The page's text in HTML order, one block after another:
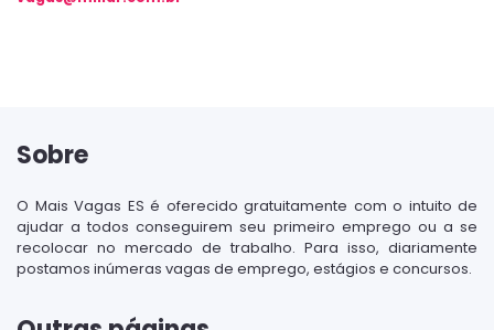
Sobre
O Mais Vagas ES é oferecido gratuitamente com o intuito de
ajudar a todos conseguirem seu primeiro emprego ou a se
recolocar no mercado de trabalho. Para isso, diariamente
postamos inúmeras vagas de emprego, estágios e concursos.